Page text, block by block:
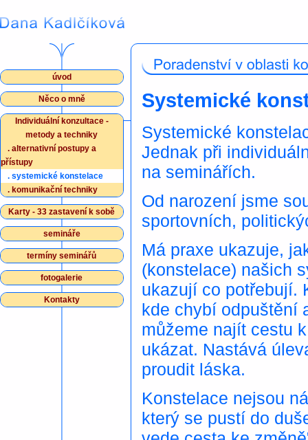
Systemické
Systemické
Jednak při
na seminářích.
Od narození jsme
sportovních,
Má praxe ukazuje,
(konstelace) našich
ukazují co potřebují.
kde chybí odpuštění
můžeme najít cestu
ukázat. Nastává
proudit láska.
Konstelace nejsou
který se pustí do
úvod
Něco o mně
Individuální konzultace -
metody a techniky
. alternativní postupy a
přístupy
. systemické konstelace
. komunikační techniky
Karty - 33 zastavení k sobě
semináře
termíny seminářů
fotogalerie
Kontakty